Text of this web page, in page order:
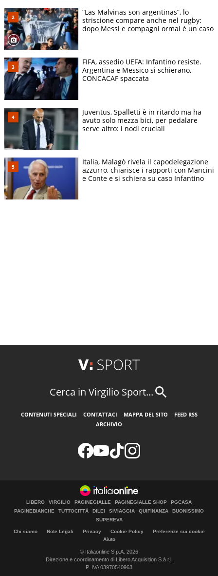
“Las Malvinas son argentinas”, lo
striscione compare anche nel rugby:
dopo Messi e compagni ormai è un caso
FIFA, assedio UEFA: Infantino resiste.
Argentina e Messico si schierano,
CONCACAF spaccata
Juventus, Spalletti è in ritardo ma ha
avuto solo mezza bici, per pedalare
serve altro: i nodi cruciali
Italia, Malagò rivela il capodelegazione
azzurro, chiarisce i rapporti con Mancini
e Conte e si schiera su caso Infantino
Cerca in Virgilio Sport...
CONTENUTI SPECIALI CONTATTACI MAPPA DEL SITO
FEED RSS
ARCHIVIO
LIBERO VIRGILIO PAGINEGIALLE PAGINEGIALLE SHOP
PGCASA
PAGINEBIANCHE
TUTTOCITTÀ DILEI SIVIAGGIA QUIFINANZA
BUONISSIMO
SUPEREVA
Chi siamo Note Legali Privacy Cookie Policy
Preferenze sui cookie
Aiuto
© Italiaonline S.p.A. 2026
Direzione e coordinamento di Libero Acquisition S.á r.l.
P. IVA 03970540963